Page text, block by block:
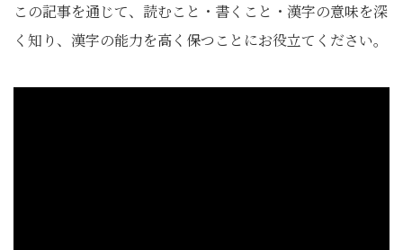
この記事を通じて、読むこと・書くこと・漢字の意味を深
く知り、漢字の能力を高く保つことにお役立てください。